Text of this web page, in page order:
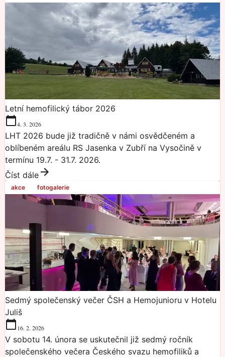
Letní hemofilický tábor 2026
4. 3. 2026
LHT 2026 bude již tradičně v námi osvědčeném a
oblíbeném areálu RS Jasenka v Zubří na Vysočině v
termínu 19.7. - 31.7. 2026.
Číst dále
akce fotogalerie
Sedmý společenský večer ČSH a Hemojunioru v Hotelu
Juliš
16. 2. 2026
V sobotu 14. února se uskutečnil již sedmý ročník
společenského večera Českého svazu hemofiliků a